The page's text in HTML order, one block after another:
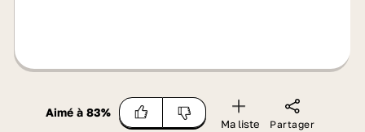
Aimé à 83%
Ma liste Partager